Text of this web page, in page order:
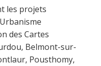
les projets
des Cartes
Belmont-sur-
Pousthomy,